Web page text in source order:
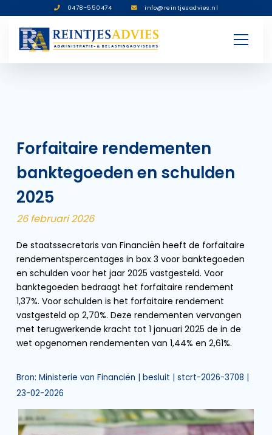
0478-550474 info@reintjesadvies.nl
Forfaitaire rendementen
banktegoeden en schulden
2025
26 februari 2026
De staatssecretaris van Financiën heeft de forfaitaire
rendementspercentages in box 3 voor banktegoeden
en schulden voor het jaar 2025 vastgesteld. Voor
banktegoeden bedraagt het forfaitaire rendement
1,37%. Voor schulden is het forfaitaire rendement
vastgesteld op 2,70%. Deze rendementen vervangen
met terugwerkende kracht tot 1 januari 2025 de in de
wet opgenomen rendementen van 1,44% en 2,61%.
Bron: Ministerie van Financiën | besluit | stcrt-2026-3708 |
23-02-2026